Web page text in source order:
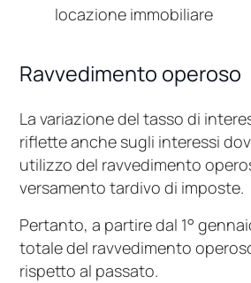
locazione immobiliare
Ravvedimento operoso
La variazione del tasso di
riflette anche sugli interessi
utilizzo del ravvedimento
versamento tardivo di imposte.
Pertanto, a partire dal 1°
totale del ravvedimento
rispetto al passato.